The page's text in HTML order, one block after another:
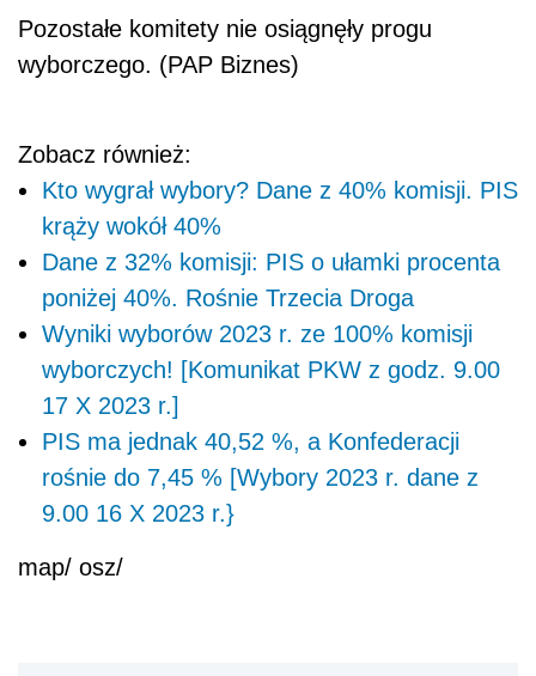
Pozostałe komitety nie osiągnęły progu
wyborczego. (PAP Biznes)
Zobacz również:
Kto wygrał wybory? Dane z 40% komisji. PIS
krąży wokół 40%
Dane z 32% komisji: PIS o ułamki procenta
poniżej 40%. Rośnie Trzecia Droga
Wyniki wyborów 2023 r. ze 100% komisji
wyborczych! [Komunikat PKW z godz. 9.00
17 X 2023 r.]
PIS ma jednak 40,52 %, a Konfederacji
rośnie do 7,45 % [Wybory 2023 r. dane z
9.00 16 X 2023 r.}
map/ osz/